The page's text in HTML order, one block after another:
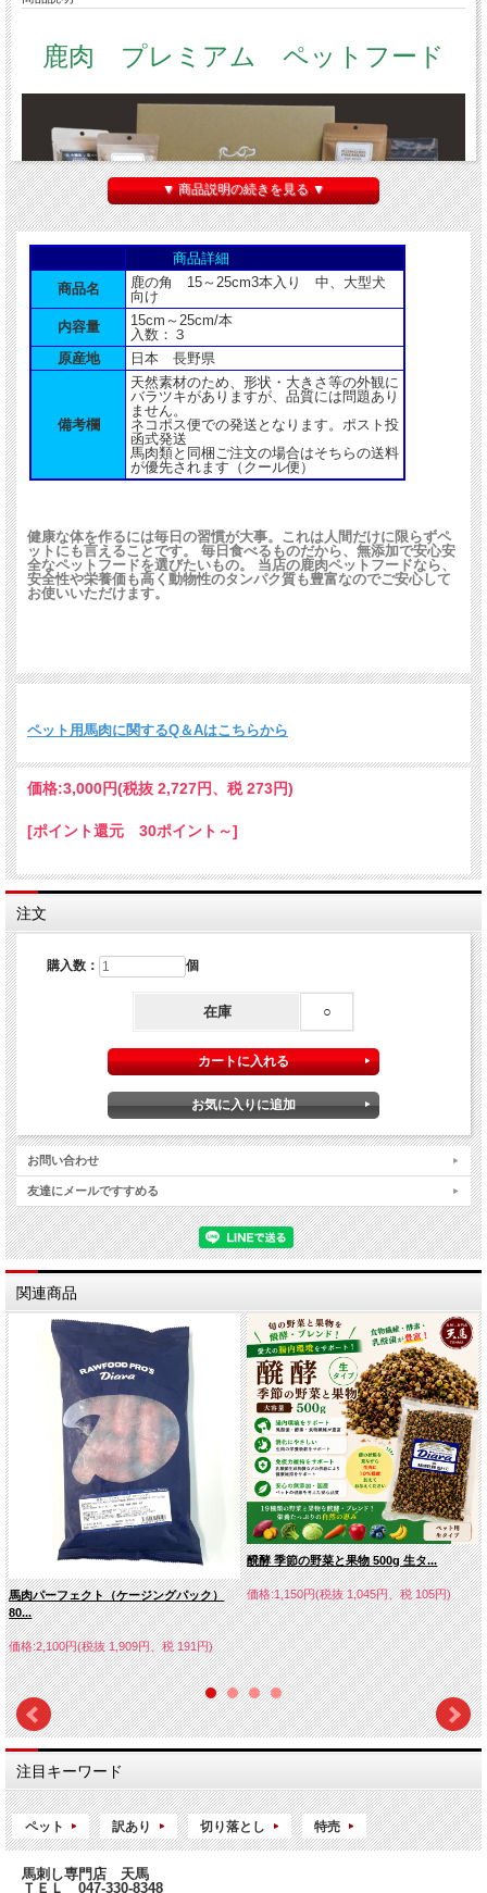
鹿肉 プレミアム ペットフード
鹿肉は安全性や栄養価が高く、動物タンパク質を
豊富に含んでいます
人間も食べても問題のないヒューマングレードな
▼ 商品説明の続きを見る ▼
商品詳細
商品名
鹿の角 15～25cm3本入り 中、大型犬
向け
内容量
15cm～25cm/本
入数：３
原産地
日本 長野県
備考欄
天然素材のため、形状・大きさ等の外観に
バラツキがありますが、品質には問題あり
ません。
ネコポス便での発送となります。ポスト投
函式発送
馬肉類と同梱ご注文の場合はそちらの送料
が優先されます（クール便）
健康な体を作るには毎日の習慣が大事。これは人間だけに限らずペ
ットにも言えることです。 毎日食べるものだから、無添加で安心安
全なペットフードを選びたいもの。 当店の鹿肉ペットフードなら、
安全性や栄養価も高く動物性のタンパク質も豊富なのでご安心して
お使いいただけます。
ペット用馬肉に関するQ＆Aはこちらから
価格:3,000円(税抜 2,727円、税 273円)
[ポイント還元 30ポイント～]
注文
購入数： 個
在庫 ○
お問い合わせ
友達にメールですすめる
関連商品
馬肉パーフェクト（ケージングパック）
80...
価格:2,100円(税抜 1,909円、税 191円)
醗酵 季節の野菜と果物 500g 生タ...
価格:1,150円(税抜 1,045円、税 105円)
注目キーワード
ペット 訳あり 切り落とし 特売
馬刺し専門店 天馬
ＴＥＬ 047-330-8348